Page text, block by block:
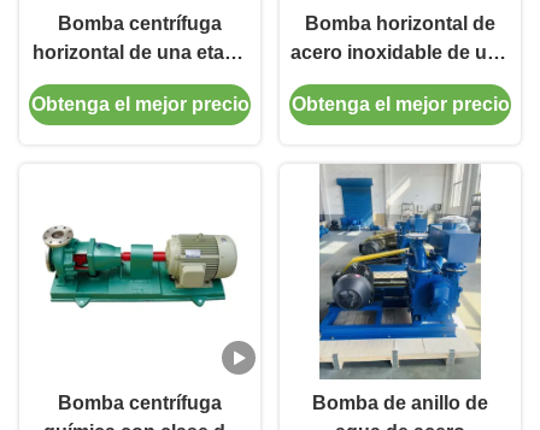
Bomba centrífuga
horizontal de una etapa
ZS de acero inoxidable
con clase de protección
Obtenga el mejor precio
Bomba horizontal de
acero inoxidable de una
etapa con diámetro de
entrada/salida de 32-80
50/60 Hz y larga vida útil
Obtenga el mejor precio
Bomba centrífuga
Bomba de anillo de